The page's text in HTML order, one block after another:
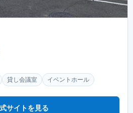
貸し会議室 イベントホール
サイトを見る